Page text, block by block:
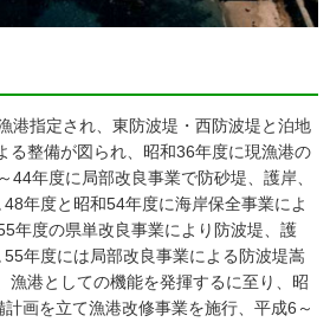
港指定され、東防波堤・西防波堤と泊地
る整備が図られ、昭和36年度に現漁港の
44年度に局部改良事業で防砂堤、護岸、
年度と昭和54年度に海岸保全事業によ
年度の県単改良事業により防波堤、護
年度には局部改良事業による防波堤嵩
漁港としての機能を発揮するに至り、昭
画を立て漁港改修事業を施行、平成6～